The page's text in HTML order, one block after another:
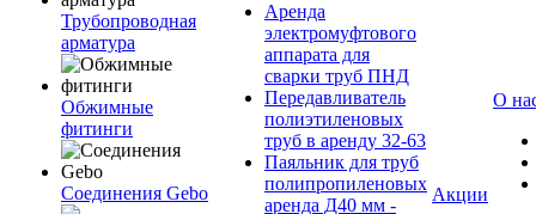
Трубопроводная
арматура
Обжимные
фитинги
Соединения Gebo
Аренда
электромуфтового
аппарата для
сварки труб ПНД
Передавливатель
полиэтиленовых
труб в аренду 32-63
Паяльник для труб
полипропиленовых
аренда Д40 мм -
Акции
О